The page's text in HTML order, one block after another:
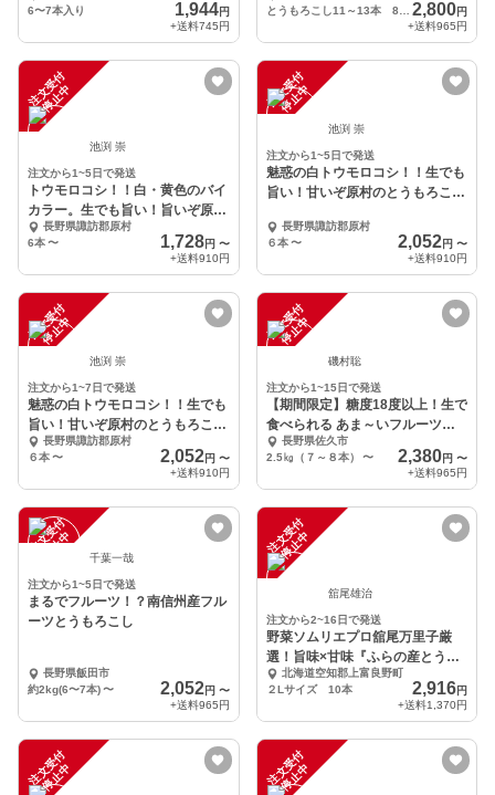
6〜7本入り 1,944円
+送料745円
2,800円
+送料965円
注
文
受
付
停
止
中
池渕 崇
注文から1~5日で発送
トウモロコシ！！白・黄色のバイ
カラー。生でも旨い！旨いぞ原村
のとうもろこし！！
長野県諏訪郡原村
6本〜 1,728円 〜
+送料910円
注
文
受
付
停
止
中
池渕 崇
注文から1~5日で発送
魅惑の白トウモロコシ！！生でも
旨い！甘いぞ原村のとうもろこ
長野県諏訪郡原村
６本 〜 2,052円 〜
+送料910円
注
文
受
付
停
止
中
池渕 崇
注文から1~7日で発送
魅惑の白トウモロコシ！！生でも
旨い！甘いぞ原村のとうもろこ
し！！
長野県諏訪郡原村
６本〜 2,052円 〜
+送料910円
注
文
受
付
停
止
中
磯村聡
注文から1~15日で発送
【期間限定】糖度18度以上！生で
食べられる あま～いフルーツコ
ーン長野県佐久市
2.5㎏（７～８本）
〜 2,380円 〜
+送料965円
注
文
受
付
停
止
中 千葉一哉
注文から1~5日で発送
まるでフルーツ！？南信州産フル
ーツとうもろこし
長野県飯田市
約2kg(6〜7本)〜 2,052円 〜
+送料965円
注
文
受
付
停
止
中
舘尾雄治
注文から2~16日で発送
野菜ソムリエプロ舘尾万里子厳
選！旨味×甘味『ふらの産とうも
ろこし』2L 10本
北海道空知郡上富良野町
２Lサイズ 10本
2,916円
+送料1,370円
注
文
受
付
停
止
中 注
文
受
付
停
止
中